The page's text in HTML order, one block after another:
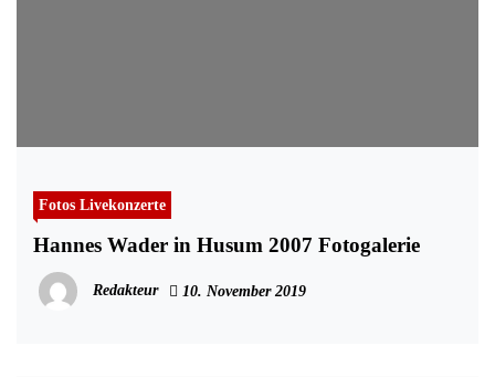
Fotos Livekonzerte
Hannes Wader in Husum 2007 Fotogalerie
Redakteur 10. November 2019